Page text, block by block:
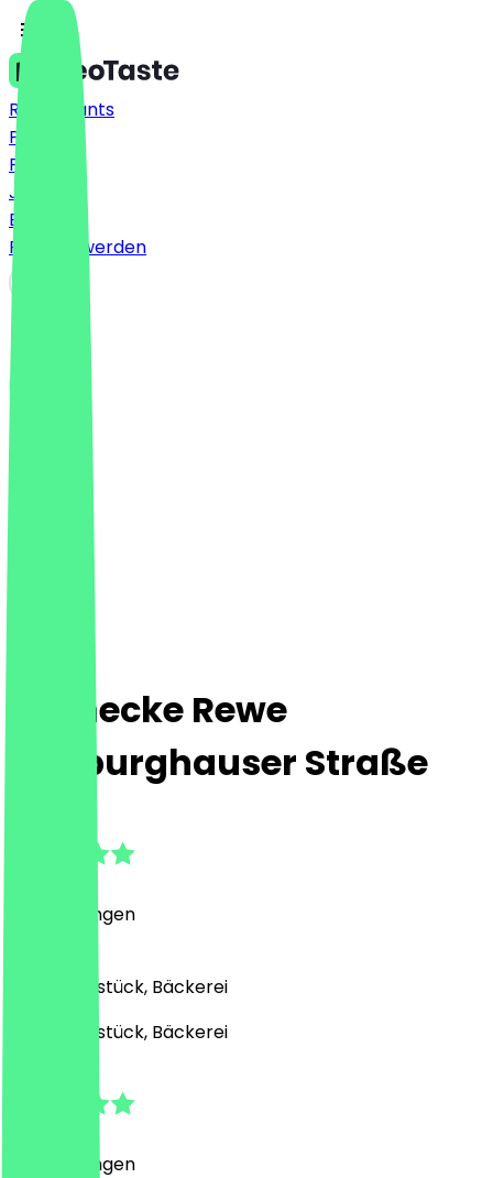
Restaurants
Preise
FAQ
Jobs
Blog
Partner werden
Steinecke Rewe
Hildburghauser Straße
Bewertungen
Café, Frühstück, Bäckerei
Café, Frühstück, Bäckerei
Bewertungen